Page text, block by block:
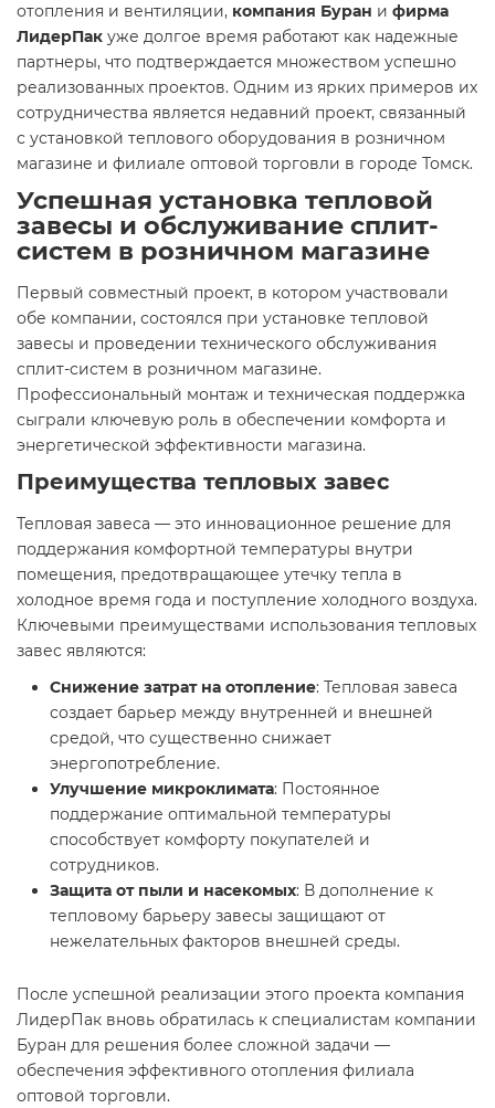
отопления и вентиляции, компания Буран и фирма
ЛидерПак уже долгое время работают как надежные
партнеры, что подтверждается множеством успешно
реализованных проектов. Одним из ярких примеров их
сотрудничества является недавний проект, связанный
с установкой теплового оборудования в розничном
магазине и филиале оптовой торговли в городе Томск.
Успешная установка тепловой
завесы и обслуживание сплит-
систем в розничном магазине
Первый совместный проект, в котором участвовали
обе компании, состоялся при установке тепловой
завесы и проведении технического обслуживания
сплит-систем в розничном магазине.
Профессиональный монтаж и техническая поддержка
сыграли ключевую роль в обеспечении комфорта и
энергетической эффективности магазина.
Преимущества тепловых завес
Тепловая завеса — это инновационное решение для
поддержания комфортной температуры внутри
помещения, предотвращающее утечку тепла в
холодное время года и поступление холодного воздуха.
Ключевыми преимуществами использования тепловых
завес являются:
Снижение затрат на отопление: Тепловая завеса
создает барьер между внутренней и внешней
средой, что существенно снижает
энергопотребление.
Улучшение микроклимата: Постоянное
поддержание оптимальной температуры
способствует комфорту покупателей и
сотрудников.
Защита от пыли и насекомых: В дополнение к
тепловому барьеру завесы защищают от
нежелательных факторов внешней среды.
После успешной реализации этого проекта компания
ЛидерПак вновь обратилась к специалистам компании
Буран для решения более сложной задачи —
обеспечения эффективного отопления филиала
оптовой торговли.